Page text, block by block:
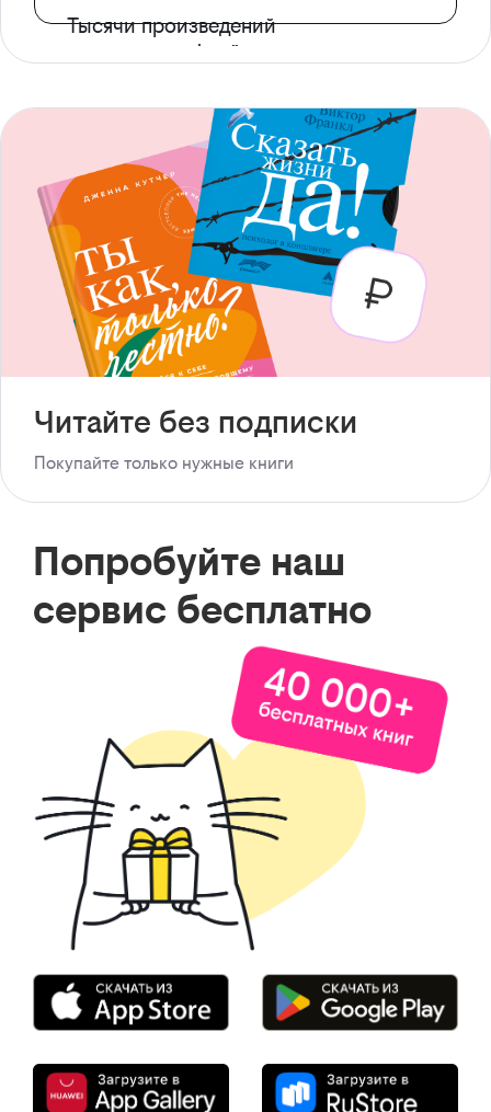
Тысячи произведений
с доступом офлайн
Читайте без подписки
Покупайте только нужные книги
Попробуйте наш
сервис бесплатно